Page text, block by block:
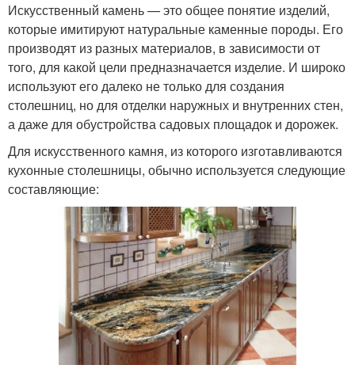
Искусственный камень — это общее понятие изделий,
которые имитируют натуральные каменные породы. Его
производят из разных материалов, в зависимости от
того, для какой цели предназначается изделие. И широко
используют его далеко не только для создания
столешниц, но для отделки наружных и внутренних стен,
а даже для обустройства садовых площадок и дорожек.
Для искусственного камня, из которого изготавливаются
кухонные столешницы, обычно используется следующие
составляющие: